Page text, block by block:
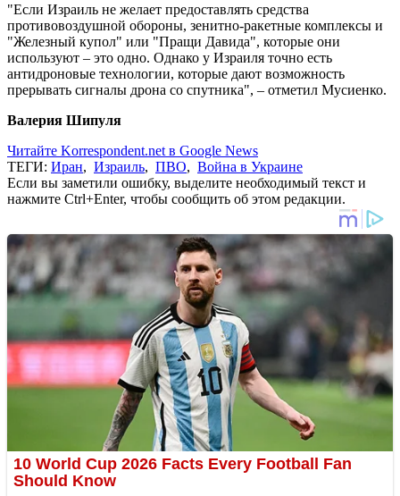
"Если Израиль не желает предоставлять средства
противовоздушной обороны, зенитно-ракетные комплексы и
"Железный купол" или "Пращи Давида", которые они
используют – это одно. Однако у Израиля точно есть
антидроновые технологии, которые дают возможность
прерывать сигналы дрона со спутника", – отметил Мусиенко.
Валерия Шипуля
Читайте Korrespondent.net в Google News
ТЕГИ: Иран, Израиль, ПВО, Война в Украине
Если вы заметили ошибку, выделите необходимый текст и
нажмите Ctrl+Enter, чтобы сообщить об этом редакции.